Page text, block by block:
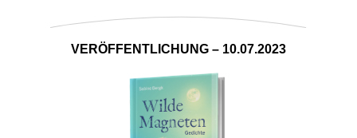
VERÖFFENTLICHUNG – 10.07.2023